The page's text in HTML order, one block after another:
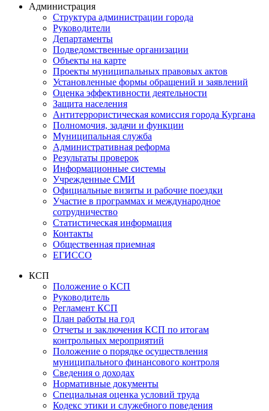
Администрация
Структура администрации города
Руководители
Департаменты
Подведомственные организации
Объекты на карте
Проекты муниципальных правовых актов
Установленные формы обращений и заявлений
Оценка эффективности деятельности
Защита населения
Антитеррористическая комиссия города Кургана
Полномочия, задачи и функции
Муниципальная служба
Административная реформа
Результаты проверок
Информационные системы
Учрежденные СМИ
Официальные визиты и рабочие поездки
Участие в программах и международное
сотрудничество
Статистическая информация
Контакты
Общественная приемная
ЕГИССО
КСП
Положение о КСП
Руководитель
Регламент КСП
План работы на год
Отчеты и заключения КСП по итогам
контрольных мероприятий
Положение о порядке осуществления
муниципального финансового контроля
Сведения о доходах
Нормативные документы
Специальная оценка условий труда
Кодекс этики и служебного поведения